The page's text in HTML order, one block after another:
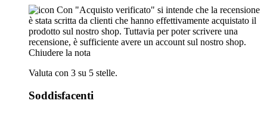
Con "Acquisto verificato" si intende che la recensione
è stata scritta da clienti che hanno effettivamente acquistato il
prodotto sul nostro shop. Tuttavia per poter scrivere una
recensione, è sufficiente avere un account sul nostro shop.
Chiudere la nota
Valuta con 3 su 5 stelle.
Soddisfacenti